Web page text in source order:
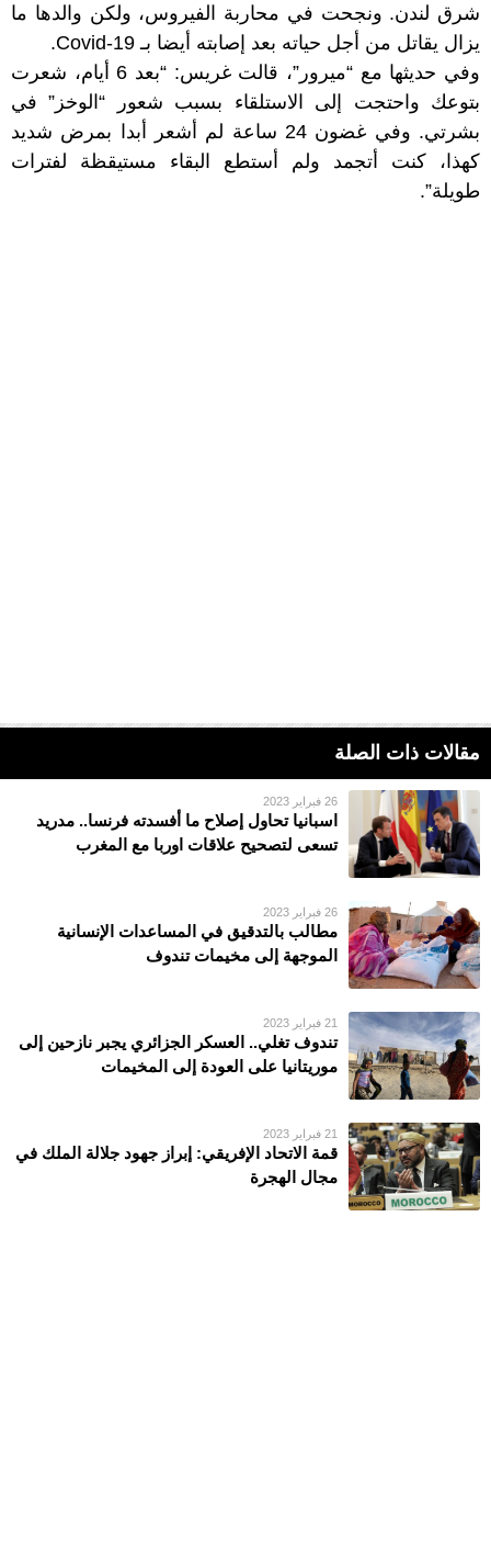
شرق لندن. ونجحت في محاربة الفيروس، ولكن والدها ما
يزال يقاتل من أجل حياته بعد إصابته أيضا بـ Covid-19.
وفي حديثها مع “ميرور”، قالت غريس: “بعد 6 أيام، شعرت
بتوعك واحتجت إلى الاستلقاء بسبب شعور “الوخز” في
بشرتي. وفي غضون 24 ساعة لم أشعر أبدا بمرض شديد
كهذا، كنت أتجمد ولم أستطع البقاء مستيقظة لفترات
طويلة”.
مقالات ذات الصلة
26 فبراير 2023
اسبانيا تحاول إصلاح ما أفسدته فرنسا.. مدريد
تسعى لتصحيح علاقات اوربا مع المغرب
26 فبراير 2023
مطالب بالتدقيق في المساعدات الإنسانية
الموجهة إلى مخيمات تندوف
21 فبراير 2023
تندوف تغلي.. العسكر الجزائري يجبر نازحين إلى
موريتانيا على العودة إلى المخيمات
21 فبراير 2023
قمة الاتحاد الإفريقي: إبراز جهود جلالة الملك في
مجال الهجرة